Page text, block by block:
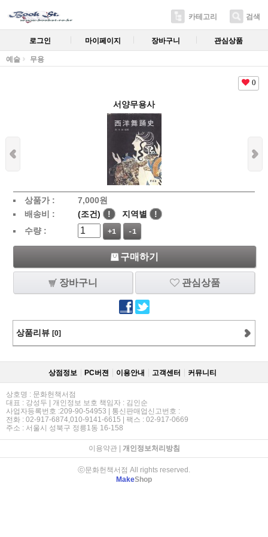
카테고리 검색
로그인 마이페이지 장바구니 관심상품
예술 무용
0
서양무용사
상품가 : 7,000원
배송비 :
(조건) ! 지역별
!
수량 :
+1 -1
구매하기
장바구니 관심상품
상품리뷰 [0]
상점정보 PC버젼 이용안내 고객센터 커뮤니티
상호명 : 문화헌책서점
대표 : 강성두 | 개인정보 보호 책임자 : 김인순
사업자등록번호 :209-90-54953 | 통신판매업신고번호 :
전화 : 02-917-6874,010-9141-6615 | 팩스 : 02-917-0669
주소 : 서울시 성북구 정릉1동 16-158
이용약관| 개인정보처리방침
ⓒ문화헌책서점 All rights reserved.
MakeShop